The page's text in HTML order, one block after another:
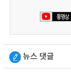
뉴스 댓글